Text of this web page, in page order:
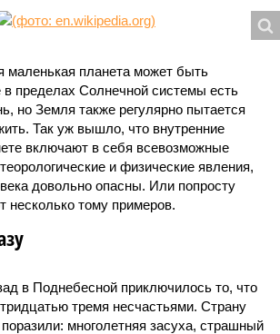
планета может быть
в пределах Солнечной системы есть
но Земля также регулярно пытается
Так уж вышло, что внутренние
включают в себя всевозможные
и физические явления,
довольно опасны. Или попросту
несколько тому примеров.
в Поднебесной приключилось то, что
тремя несчастьями. Страну
многолетняя засуха, страшный